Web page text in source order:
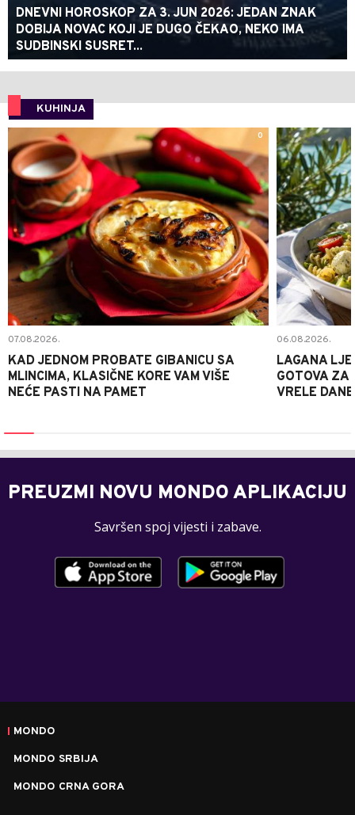
DNEVNI HOROSKOP ZA 3. JUN 2026: JEDAN ZNAK
DOBIJA NOVAC KOJI JE DUGO ČEKAO, NEKO IMA
SUDBINSKI SUSRET...
KUHINJA
0
07.08.2026.
KAD JEDNOM PROBATE GIBANICU SA
MLINCIMA, KLASIČNE KORE VAM VIŠE
NEĆE PASTI NA PAMET
06.08.2026.
LAGANA
GOTOVA ZA
VRELE DANE
PREUZMI NOVU MONDO APLIKACIJU
Savršen spoj vijesti i zabave.
MONDO
MONDO SRBIJA
MONDO CRNA GORA